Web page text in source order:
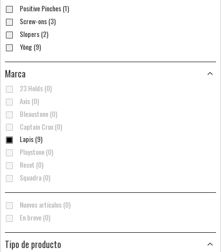
Positive Pinches (1)
Screw-ons (3)
Slopers (2)
Yōng (9)
Marca
23 Holds (0)
Axis (0)
Bleaustone (0)
Captain Crux (0)
Lapis (9)
Playstone (0)
Reset (0)
Squadra (0)
Nuevos artículos (0)
En breve (0)
Tipo de producto